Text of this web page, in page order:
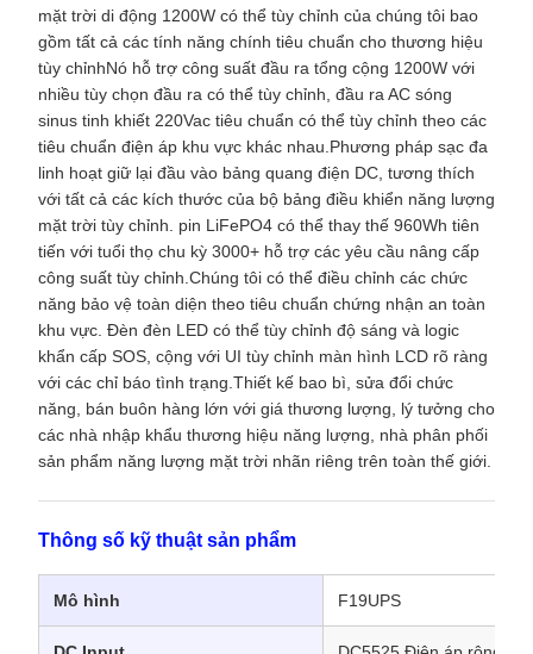
mặt trời di động 1200W có thể tùy chỉnh của chúng tôi bao
gồm tất cả các tính năng chính tiêu chuẩn cho thương hiệu
tùy chỉnhNó hỗ trợ công suất đầu ra tổng cộng 1200W với
nhiều tùy chọn đầu ra có thể tùy chỉnh, đầu ra AC sóng
sinus tinh khiết 220Vac tiêu chuẩn có thể tùy chỉnh theo các
tiêu chuẩn điện áp khu vực khác nhau.Phương pháp sạc đa
linh hoạt giữ lại đầu vào bảng quang điện DC, tương thích
với tất cả các kích thước của bộ bảng điều khiển năng lượng
mặt trời tùy chỉnh. pin LiFePO4 có thể thay thế 960Wh tiên
tiến với tuổi thọ chu kỳ 3000+ hỗ trợ các yêu cầu nâng cấp
công suất tùy chỉnh.Chúng tôi có thể điều chỉnh các chức
năng bảo vệ toàn diện theo tiêu chuẩn chứng nhận an toàn
khu vực. Đèn đèn LED có thể tùy chỉnh độ sáng và logic
khẩn cấp SOS, cộng với UI tùy chỉnh màn hình LCD rõ ràng
với các chỉ báo tình trạng.Thiết kế bao bì, sửa đổi chức
năng, bán buôn hàng lớn với giá thương lượng, lý tưởng cho
các nhà nhập khẩu thương hiệu năng lượng, nhà phân phối
sản phẩm năng lượng mặt trời nhãn riêng trên toàn thế giới.
Thông số kỹ thuật sản phẩm
Mô hình F19UPS